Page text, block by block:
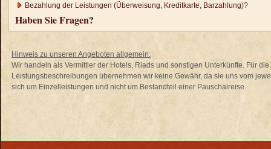
Bezahlung der Leistungen (Überweisung, Kreditkarte, Barzahlung)?
Haben Sie Fragen?
Hinweis zu unseren Angeboten allgemein:
Wir handeln als Vermittler der Hotels, Riads und sonstigen Unterkünfte. Für
Leistungsbeschreibungen übernehmen wir keine Gewähr, da sie uns vom
sich um Einzelleistungen und nicht um Bestandteil einer Pauschalreise.